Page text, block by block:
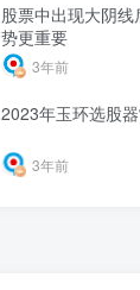
股票中出现大阴
势更重要
3年前
2023年玉环选股
3年前